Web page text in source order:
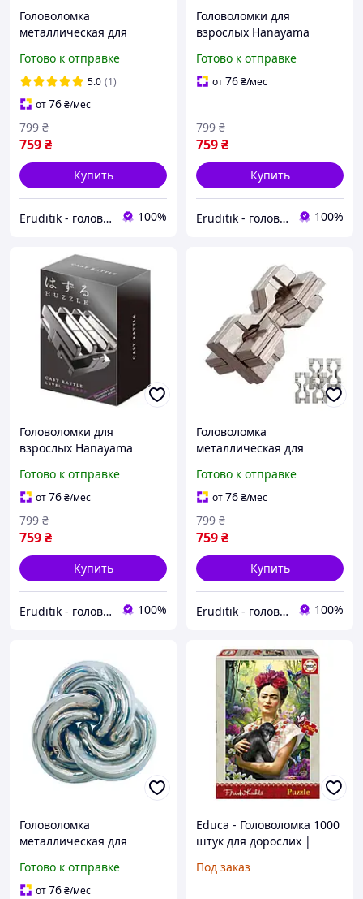
Головоломка
металлическая для
Trinity 6 уровень
Готово к отправке
5.0 (1)
от76₴/мес
759₴
799 ₴
Купить
Eruditik - головоломки та іграшки 100%
Головоломки для
взрослых Hanayama
уровень
Готово к отправке
от76₴/мес
759₴
799 ₴
Купить
Eruditik - головоломки та іграшки 100%
Головоломки для
взрослых Hanayama
5 уровень
Готово к отправке
от76₴/мес
759₴
799 ₴
Купить
Eruditik - головоломки та іграшки 100%
Головоломка
металлическая для
Huzzle Hourglass 6
уровень
Готово к отправке
от76₴/мес
759₴
799 ₴
Купить
Eruditik - головоломки та іграшки 100%
Головоломка
металлическая для
Huzzle Vortex 6 уровень
Готово к отправке
от76₴/мес
Educa - Головоломка 1000
штук для дорослих |
клей для кріплення
Под заказ